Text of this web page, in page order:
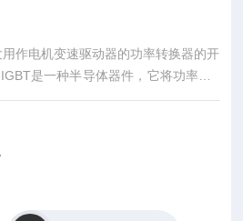
作电机变速驱动器的功率转换器的开
是一种半导体器件，它将功率MO
极晶体管的高电压/高电流处理能力相